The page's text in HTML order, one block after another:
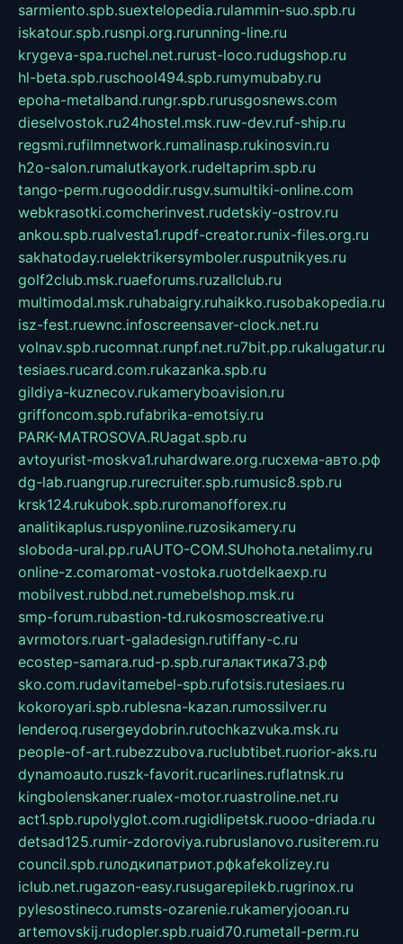
sarmiento.spb.suextelopedia.rulammin-suo.spb.ru
iskatour.spb.rusnpi.org.rurunning-line.ru
krygeva-spa.ruchel.net.rurust-loco.rudugshop.ru
hl-beta.spb.ruschool494.spb.rumymubaby.ru
epoha-metalband.rungr.spb.rurusgosnews.com
dieselvostok.ru24hostel.msk.ruw-dev.ruf-ship.ru
regsmi.rufilmnetwork.rumalinasp.rukinosvin.ru
h2o-salon.rumalutkayork.rudeltaprim.spb.ru
tango-perm.rugooddir.rusgv.sumultiki-online.com
webkrasotki.comcherinvest.rudetskiy-ostrov.ru
ankou.spb.rualvesta1.rupdf-creator.runix-files.org.ru
sakhatoday.ruelektrikersymboler.rusputnikyes.ru
golf2club.msk.ruaeforums.ruzallclub.ru
multimodal.msk.ruhabaigry.ruhaikko.rusobakopedia.ru
isz-fest.ruewnc.infoscreensaver-clock.net.ru
volnav.spb.rucomnat.runpf.net.ru7bit.pp.rukalugatur.ru
tesiaes.rucard.com.rukazanka.spb.ru
gildiya-kuznecov.rukameryboavision.ru
griffoncom.spb.rufabrika-emotsiy.ru
PARK-MATROSOVA.RUagat.spb.ru
avtoyurist-moskva1.ruhardware.org.ruсхема-авто.рф
dg-lab.ruangrup.rurecruiter.spb.rumusic8.spb.ru
krsk124.rukubok.spb.ruromanofforex.ru
analitikaplus.ruspyonline.ruzosikamery.ru
sloboda-ural.pp.ruAUTO-COM.SUhohota.netalimy.ru
online-z.comaromat-vostoka.ruotdelkaexp.ru
mobilvest.rubbd.net.rumebelshop.msk.ru
smp-forum.rubastion-td.rukosmoscreative.ru
avrmotors.ruart-galadesign.rutiffany-c.ru
ecostep-samara.rud-p.spb.ruгалактика73.рф
sko.com.rudavitamebel-spb.rufotsis.rutesiaes.ru
kokoroyari.spb.rublesna-kazan.rumossilver.ru
lenderoq.rusergeydobrin.rutochkazvuka.msk.ru
people-of-art.rubezzubova.ruclubtibet.ruorior-aks.ru
dynamoauto.ruszk-favorit.rucarlines.ruflatnsk.ru
kingbolenskaner.rualex-motor.ruastroline.net.ru
act1.spb.rupolyglot.com.rugidlipetsk.ruooo-driada.ru
detsad125.rumir-zdoroviya.rubruslanovo.rusiterem.ru
council.spb.ruлодкипатриот.рфkafekolizey.ru
iclub.net.rugazon-easy.rusugarepilekb.rugrinox.ru
pylesostineco.rumsts-ozarenie.rukameryjooan.ru
artemovskij.rudopler.spb.ruaid70.rumetall-perm.ru